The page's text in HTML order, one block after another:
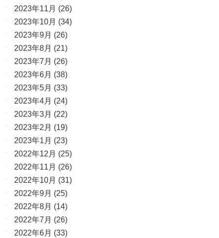
2023年11月 (26)
2023年10月 (34)
2023年9月 (26)
2023年8月 (21)
2023年7月 (26)
2023年6月 (38)
2023年5月 (33)
2023年4月 (24)
2023年3月 (22)
2023年2月 (19)
2023年1月 (23)
2022年12月 (25)
2022年11月 (26)
2022年10月 (31)
2022年9月 (25)
2022年8月 (14)
2022年7月 (26)
2022年6月 (33)